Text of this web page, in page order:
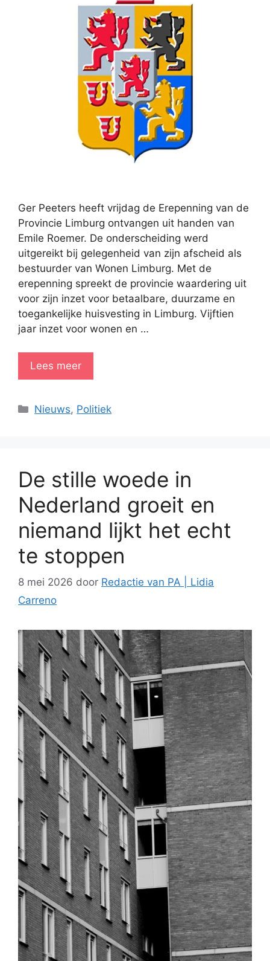
Ger Peeters heeft vrijdag de Erepenning van de
Provincie Limburg ontvangen uit handen van
Emile Roemer. De onderscheiding werd
uitgereikt bij gelegenheid van zijn afscheid als
bestuurder van Wonen Limburg. Met de
erepenning spreekt de provincie waardering uit
voor zijn inzet voor betaalbare, duurzame en
toegankelijke huisvesting in Limburg. Vijftien
jaar inzet voor wonen en …
Lees meer
Categorieën
Nieuws, Politiek
De stille woede in
Nederland groeit en
niemand lijkt het echt
te stoppen
8 mei 2026 door Redactie van PA | Lidia
Carreno